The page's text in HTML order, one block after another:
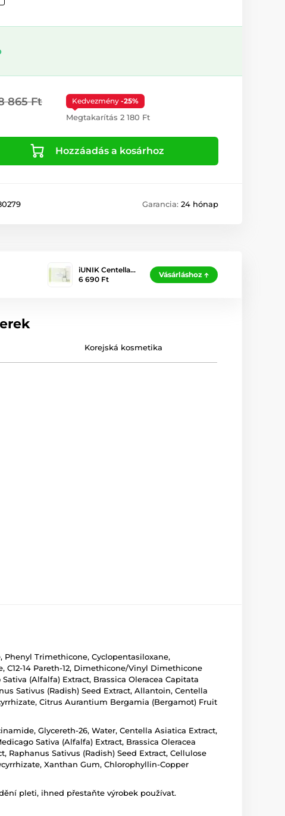
865 Ft Kedvezmény -25%
Megtakarítás 2 180 Ft
Hozzáadás a kosárhoz
Garancia: 24 hónap
iUNIK Centella…
6 690 Ft
Vásárláshoz
Korejská kosmetika
Trimethicone, Cyclopentasiloxane,
C12-14 Pareth-12, Dimethicone/Vinyl Dimethicone
(Alfalfa) Extract, Brassica Oleracea Capitata
Sativus (Radish) Seed Extract, Allantoin, Centella
Citrus Aurantium Bergamia (Bergamot) Fruit
Glycereth-26, Water, Centella Asiatica Extract,
Sativa (Alfalfa) Extract, Brassica Oleracea
Raphanus Sativus (Radish) Seed Extract, Cellulose
Xanthan Gum, Chlorophyllin-Copper
pleti, ihned přestaňte výrobek používat.